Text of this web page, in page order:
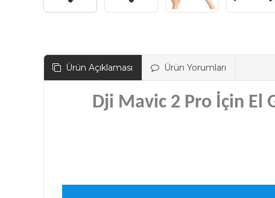
Ürün Açıklaması Ürün Yorumları
Dji Mavic 2 Pro İçin El